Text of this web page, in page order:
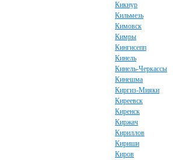
Кикнур
Кильмезь
Кимовск
Кимры
Кингисепп
Кинель
Кинель-Черкассы
Кинешма
Киргиз-Мияки
Киреевск
Киренск
Киржач
Кириллов
Кириши
Киров